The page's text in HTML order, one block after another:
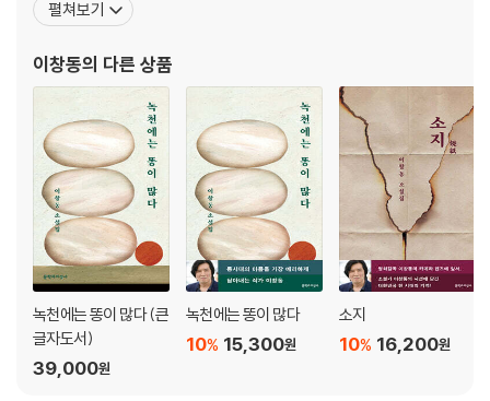
트리트먼트
로 ‘그 섬에 가고 싶다’(1993)의 각본을 쓰고 조연출을 맡으면서 영
다. 1997년 국내외에서 크게 주목받
펼쳐보기
이창동의 다른 상품
녹천에는 똥이 많다 (큰
글자도서)
39,000원
녹천에는 똥이 많다
15,300원
10%
소지
16,200원
10%